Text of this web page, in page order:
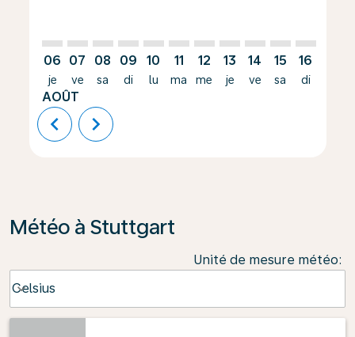
06
je
AOÛT
07
ve
08
sa
09
di
10
lu
11
ma
12
me
13
je
14
ve
15
sa
16
di
chevron_left chevron_right
Météo à Stuttgart
Unité de mesure météo:
Celsius
keyboard_arrow_down